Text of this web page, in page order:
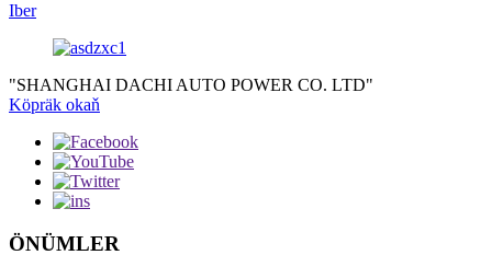
Iber
"SHANGHAI DACHI AUTO POWER CO. LTD"
Köpräk okaň
ÖNÜMLER